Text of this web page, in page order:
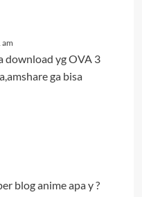
download yg OVA 3
ga bisa
blog anime apa y ?